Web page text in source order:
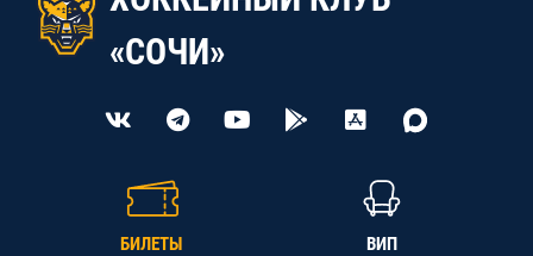
«СОЧИ»
БИЛЕТЫ ВИП